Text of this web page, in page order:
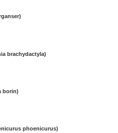
brachydactyla)
borin)
phoenicurus)